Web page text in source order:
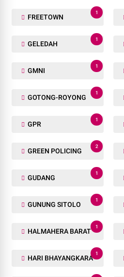
FREETOWN
1
GELEDAH
1
GMNI
1
GOTONG-ROYONG
1
GPR
1
GREEN POLICING
2
GUDANG
1
GUNUNG SITOLO
1
HALMAHERA BARAT
1
HARI BHAYANGKARA
1